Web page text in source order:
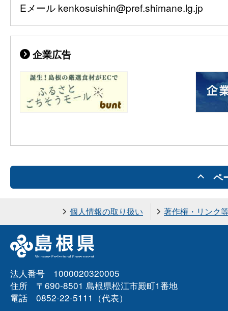
Eメール kenkosuishin@pref.shimane.lg.jp
企業広告
ペ
個人情報の取り扱い 著作権・リンク
法人番号 1000020320005
住所 〒690-8501 島根県松江市殿町1番地
電話 0852-22-5111（代表）